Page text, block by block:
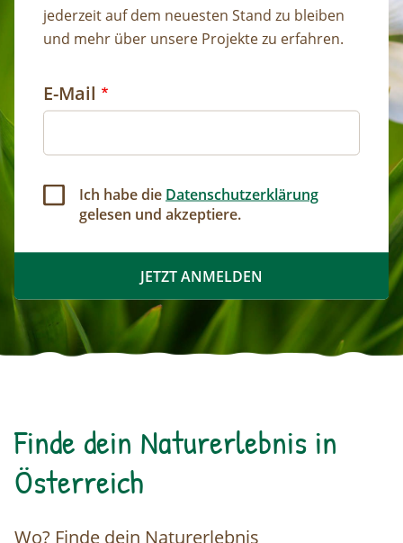
jederzeit auf dem neuesten Stand zu bleiben
und mehr über unsere Projekte zu erfahren.
E-Mail
Ich habe die Datenschutzerklärung
gelesen und akzeptiere.
Finde dein Naturerlebnis in
Österreich
Wo? Finde dein Naturerlebnis